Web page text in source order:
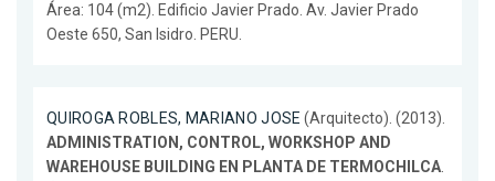
Área: 104 (m2). Edificio Javier Prado. Av. Javier Prado
Oeste 650, San Isidro. PERU.
QUIROGA ROBLES, MARIANO JOSE (Arquitecto). (2013).
ADMINISTRATION, CONTROL, WORKSHOP AND
WAREHOUSE BUILDING EN PLANTA DE TERMOCHILCA.